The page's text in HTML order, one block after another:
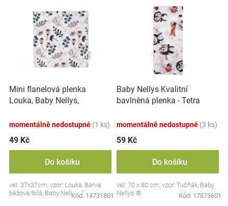
oblečení
Značky
ůo
d
u
t
ů
Mini flanelová plenka
Louka, Baby Nellys,
momentálně nedostupné (1 ks)
49 Kč
Do košíku
vel: 37x37cm, vzor: Louka, Barva:
béžová/bílá, Baby Nellys ®
Kód: 14731801
Baby Nellys Kvalitní
bavlněná plenka - Tetra
Tučňáci, růžovo/bílá
momentálně nedostupné (3 ks)
59 Kč
Do košíku
vel: 70 x 80 cm, vzor: Tučňák, Baby
Nellys ®
Kód: 17873601